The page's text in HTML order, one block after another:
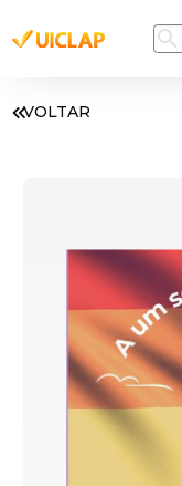
VOLTAR